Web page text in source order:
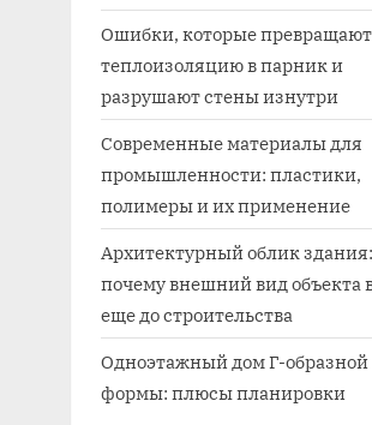
Ошибки, которые превращают
теплоизоляцию в парник и
разрушают стены изнутри
Современные материалы для
промышленности: пластики,
полимеры и их применение
Архитектурный облик здания:
почему внешний вид объекта
еще до строительства
Одноэтажный дом Г-образной
формы: плюсы планировки